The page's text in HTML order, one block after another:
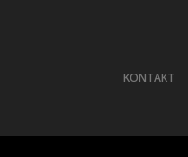
KONTAKT